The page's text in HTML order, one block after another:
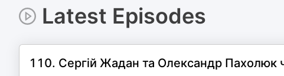
Latest Episodes
110. Сергій Жадан та Олександр Пахолюк